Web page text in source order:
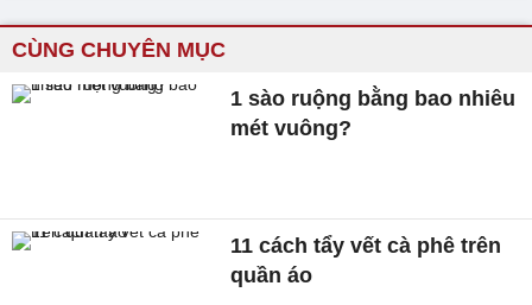
CÙNG CHUYÊN MỤC
1 sào ruộng bằng bao nhiêu
mét vuông?
11 cách tẩy vết cà phê trên
quần áo